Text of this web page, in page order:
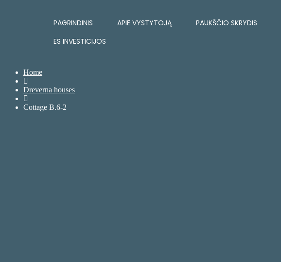
PAGRINDINIS APIE VYSTYTOJĄ PAUKŠČIO SKRYDIS
ES INVESTICIJOS
Home
Dreverna houses
Cottage B.6-2